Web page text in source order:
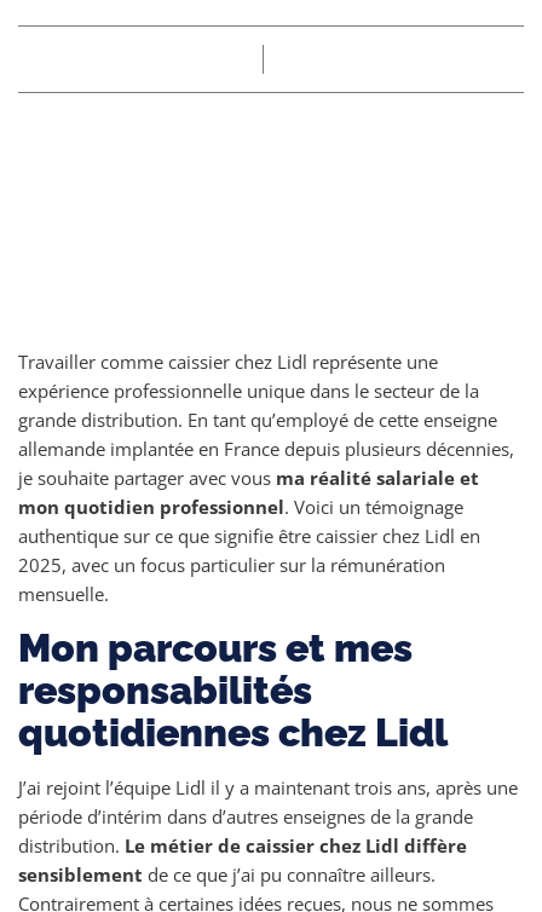
Travailler comme caissier chez Lidl représente une
expérience professionnelle unique dans le secteur de la
grande distribution. En tant qu’employé de cette enseigne
allemande implantée en France depuis plusieurs décennies,
je souhaite partager avec vous ma réalité salariale et
mon quotidien professionnel. Voici un témoignage
authentique sur ce que signifie être caissier chez Lidl en
2025, avec un focus particulier sur la rémunération
mensuelle.
Mon parcours et mes
responsabilités
quotidiennes chez Lidl
J’ai rejoint l’équipe Lidl il y a maintenant trois ans, après une
période d’intérim dans d’autres enseignes de la grande
distribution. Le métier de caissier chez Lidl diffère
sensiblement de ce que j’ai pu connaître ailleurs.
Contrairement à certaines idées reçues, nous ne sommes